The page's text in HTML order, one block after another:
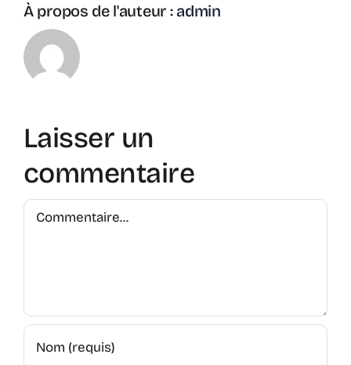
À propos de l'auteur : admin
Laisser un
commentaire
Commentaire